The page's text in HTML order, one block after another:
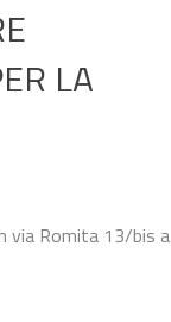
LA
via Romita 13/bis a